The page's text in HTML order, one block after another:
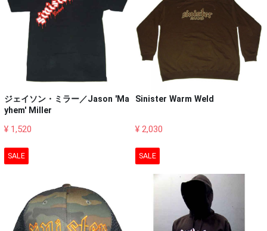
ジェイソン・ミラー／Jason 'Ma
yhem' Miller
¥ 1,520
Sinister Warm Weld
¥ 2,030
SALE SALE